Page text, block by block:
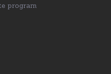
program